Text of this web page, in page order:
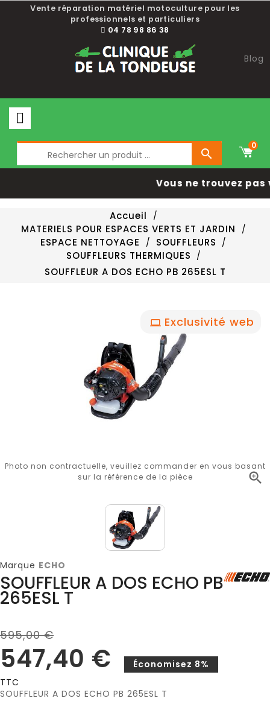
Vente réparation matériel motoculture pour les
professionnels et particuliers
04 78 98 86 38
Blog

0
Vous ne trouvez
Accueil
MATERIELS POUR ESPACES VERTS ET JARDIN
ESPACE NETTOYAGE
SOUFFLEURS
SOUFFLEURS THERMIQUES
SOUFFLEUR A DOS ECHO PB 265ESL T
Exclusivité web

Photo non contractuelle, veuillez commander en vous basant
sur la référence de la pièce
Marque ECHO
SOUFFLEUR A DOS ECHO PB
265ESL T
595,00 €
547,40 €
Économisez 8%
TTC
SOUFFLEUR A DOS ECHO PB 265ESL T